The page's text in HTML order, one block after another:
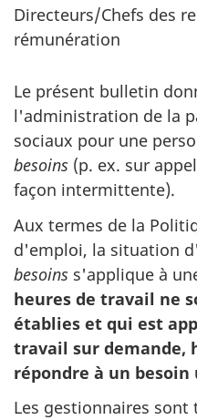
Directeurs/Chefs des
rémunération
Le présent bulletin
l'administration de la
sociaux pour une
besoins (p. ex. sur
façon intermittente).
Aux termes de la
d'emploi, la situation
besoins s'applique à
heures de travail ne
établies et qui est
travail sur demande,
répondre à un besoin
Les gestionnaires sont